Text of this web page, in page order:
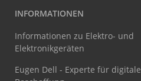
INFORMATIONEN
Informationen zu Elektro- und
Elektronikgeräten
Eugen Dell - Experte für digitale